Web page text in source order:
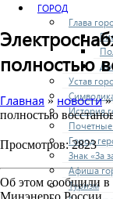
ГОРОД
Глава
Устав
История
Город
Знак «За
Афиша
Туризм
полностью
Главная » новости»
полностью
Просмотров: 2823
Об этом сообщили в